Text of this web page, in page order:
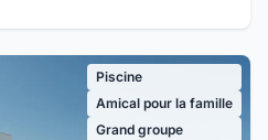
Piscine
Amical pour la famille
Grand groupe